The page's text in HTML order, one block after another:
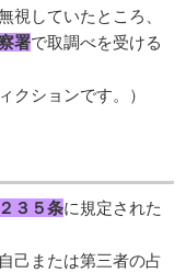
視していたところ、
署で取調べを受ける
クションです。）
３５条に規定された
己または第三者の占